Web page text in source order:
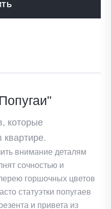
которые
квартире.
внимание деталям
сочностью и
горшочных цветов
статуэтки попугаев
и привета из